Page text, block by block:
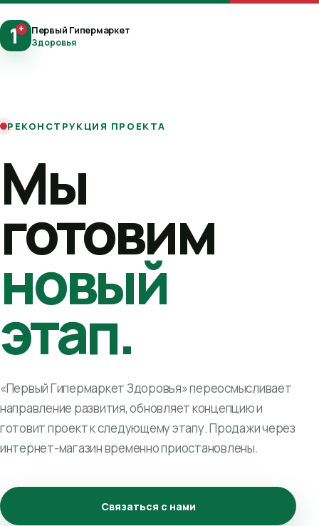
1+ Первый Гипермаркет
Здоровья
РЕКОНСТРУКЦИЯ ПРОЕКТА
Мы
готовим
новый
этап.
«Первый Гипермаркет Здоровья» переосмысливает
направление развития, обновляет концепцию и
готовит проект к следующему этапу. Продажи через
интернет-магазин временно приостановлены.
Связаться с нами